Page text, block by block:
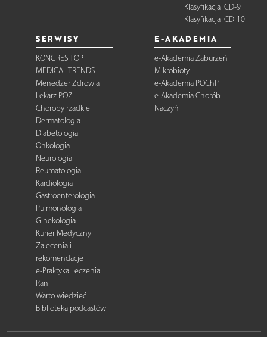
Klasyfikacja ICD-9
Klasyfikacja ICD-10
SERWISY
KONGRES TOP
MEDICAL TRENDS
Menedżer Zdrowia
Lekarz POZ
Choroby rzadkie
Dermatologia
Diabetologia
Onkologia
Neurologia
Reumatologia
Kardiologia
Gastroenterologia
Pulmonologia
Ginekologia
Kurier Medyczny
Zalecenia i
rekomendacje
e-Praktyka Leczenia
Ran
Warto wiedzieć
Biblioteka podcastów
E-AKADEMIA
e-Akademia Zaburzeń
Mikrobioty
e-Akademia POChP
e-Akademia Chorób
Naczyń